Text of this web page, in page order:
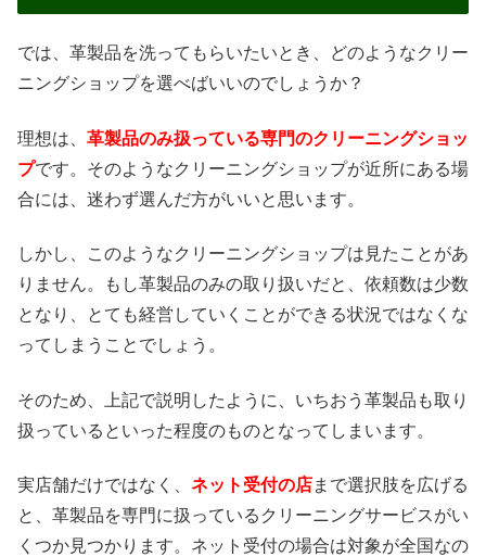
では、革製品を洗ってもらいたいとき、どのようなクリー
ニングショップを選べばいいのでしょうか？
理想は、 革製品のみ扱っている専門のクリーニングショッ
プです。そのようなクリーニングショップが近所にある場
合には、迷わず選んだ方がいいと思います。
しかし、このようなクリーニングショップは見たことがあ
りません。もし革製品のみの取り扱いだと、依頼数は少数
となり、とても経営していくことができる状況ではなくな
ってしまうことでしょう。
そのため、上記で説明したように、いちおう革製品も取り
扱っているといった程度のものとなってしまいます。
実店舗だけではなく、 ネット受付の店まで選択肢を広げる
と、革製品を専門に扱っているクリーニングサービスがい
くつか見つかります。ネット受付の場合は対象が全国なの